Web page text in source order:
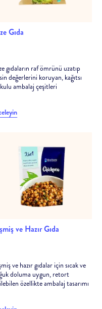
Gıda
gıdaların raf ömrünü uzatıp
değerlerini koruyan, kağıtsı
ambalaj çeşitleri
ve Hazır Gıda
ve hazır gıdalar için sıcak ve
doluma uygun, retort
özellikte ambalaj tasarımı